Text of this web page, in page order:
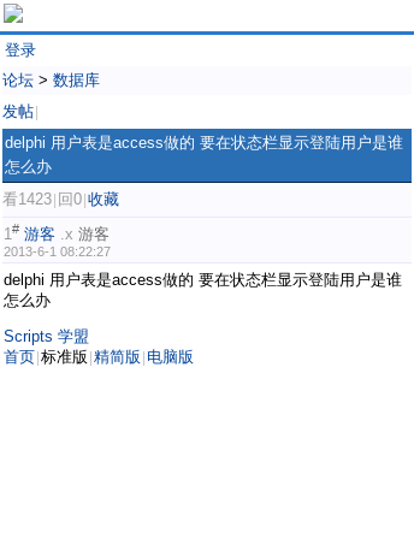
登录
论坛 > 数据库
发帖
delphi 用户表是access做的 要在状态栏显示登陆用户是谁
怎么办
看1423 回0 收藏
1# 游客 .x 游客
2013-6-1 08:22:27
delphi 用户表是access做的 要在状态栏显示登陆用户是谁
怎么办
Scripts 学盟
首页 标准版 精简版 电脑版